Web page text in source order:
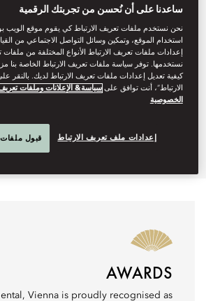
AWARDS
Vienna is proudly recognised as
ساعدنا على أن نُحسن من تجربتك الرقمية
نحن نستخدم ملفات تعريف الارتباط كي يقوم موقع الويب
استخدام الموقع، وتمكين وسائل التواصل الاجتماعي من
إعدادات ملفات تعريف الارتباط الأنواع المختلفة من ملفات
نستخدمها. توفر سياسة ملفات تعريف الارتباط الخاصة بنا
كيفية تعديل إعدادات ملفات تعريف الارتباط لديك. بالنقر
الارتباط”، أنت توافق علىسياسة& الإعلانات وملفات تعريف
الخصوصية
إعدادات ملف تعريف الارتباط قبول ملفات